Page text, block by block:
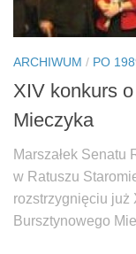
Życiorys
Fundacja
ARCHIWUM / PO
XIV konkurs
Mieczyka
Marszałek Senatu
w Ratuszu
rozstrzygnięciu już
Bursztynowego